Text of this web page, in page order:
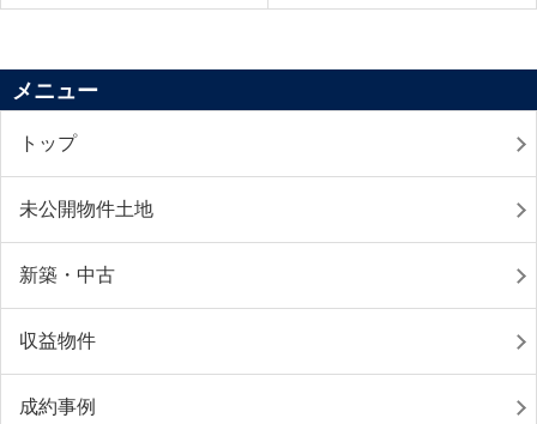
メニュー
トップ
未公開物件土地
新築・中古
収益物件
成約事例